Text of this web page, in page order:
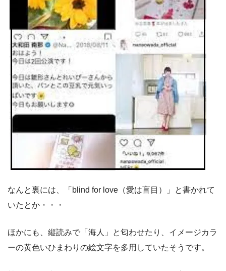
なんと裏には、「blind for love（愛は盲目）」と書かれて
いたとか・・・
ほかにも、縦読みで「海人」と匂わせたり、イメージカラ
ーの黄色いひまわりの絵文字を多用していたそうです。